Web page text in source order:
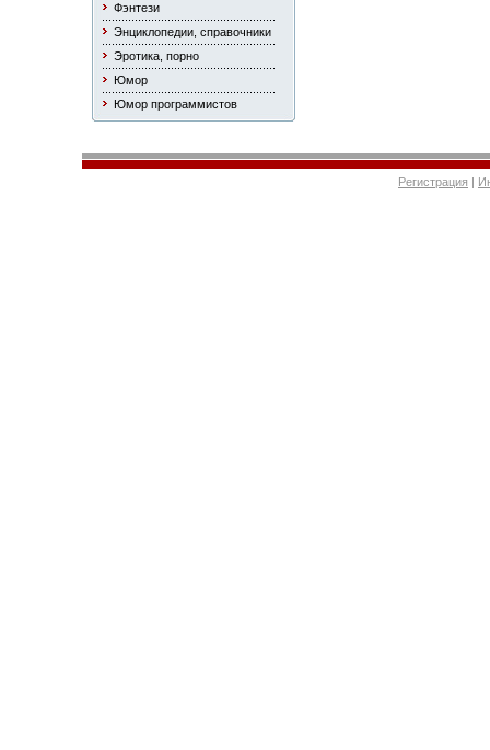
Фэнтези
Энциклопедии, справочники
Эротика, порно
Юмор
Юмор программистов
Регистрация |